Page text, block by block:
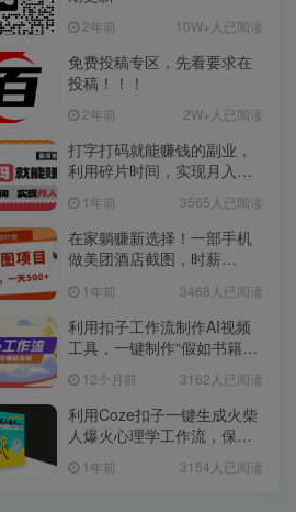
2年前 10W+人已阅读
免费投稿专区，先看要求在
投稿！！！
2年前 2W+人已阅读
打字打码就能赚钱的副业，
利用碎片时间，实现月入过
1年前 3565人已阅读
在家躺赚新选择！一部手机
做美团酒店截图，时薪
1年前 3468人已阅读
利用扣子工作流制作AI视频
工具，一键制作“假如书籍会
12个月前 3162人已阅读
利用Coze扣子一键生成火柴
人爆火心理学工作流，保姆
1年前 3154人已阅读